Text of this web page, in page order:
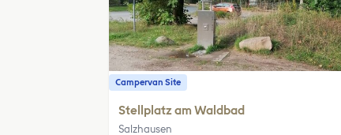
Campervan Site
Stellplatz am Waldbad
Salzhausen